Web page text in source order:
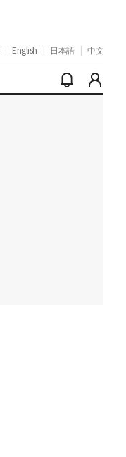
English 日本語 中文